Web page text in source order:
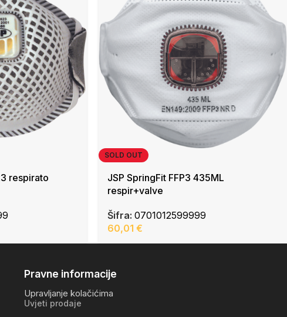
respirato
SOLD OUT
JSP SpringFit FFP3 435ML
respir+valve
Šifra: 0701012599999
60,01 €
Pravne informacije
Upravljanje kolačićima
Uvjeti prodaje